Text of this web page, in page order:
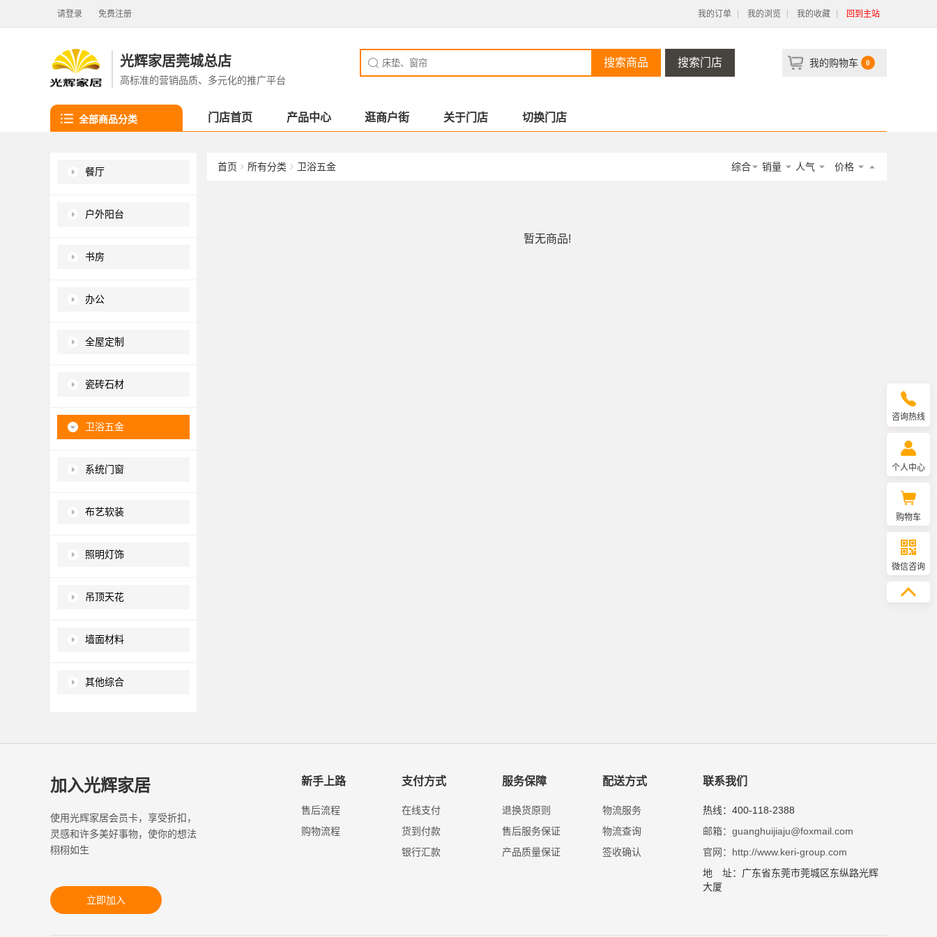
请登录 免费注册 我的订单 我的浏览 我的收藏 回到主站
光辉家居莞城总店
高标准的营销品质、多元化的推广平台
搜索商品 搜索门店 我的购物车 0
全部商品分类 门店首页 产品中心 逛商户街 关于门店 切换门店
餐厅
户外阳台
书房
办公
全屋定制
瓷砖石材
卫浴五金
系统门窗
布艺软装
照明灯饰
吊顶天花
墙面材料
其他综合
首页 所有分类 卫浴五金 综合 销量 人气 价格
暂无商品!
加入光辉家居
使用光辉家居会员卡，享受折扣，
灵感和许多美好事物，使你的想法
栩栩如生
立即加入
新手上路
售后流程
购物流程
支付方式
在线支付
货到付款
银行汇款
服务保障
退换货原则
售后服务保证
产品质量保证
配送方式
物流服务
物流查询
签收确认
联系我们
热线：400-118-2388
邮箱：guanghuijiaju@foxmail.com
官网：http://www.keri-group.com
地 址：广东省东莞市莞城区东纵路光辉
大厦
咨询热线
个人中心
购物车
微信咨询